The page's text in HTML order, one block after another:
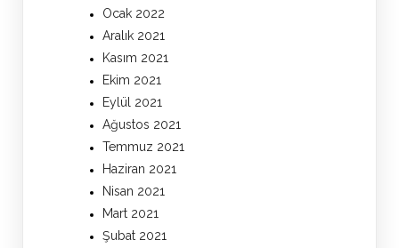
Ocak 2022
Aralık 2021
Kasım 2021
Ekim 2021
Eylül 2021
Ağustos 2021
Temmuz 2021
Haziran 2021
Nisan 2021
Mart 2021
Şubat 2021